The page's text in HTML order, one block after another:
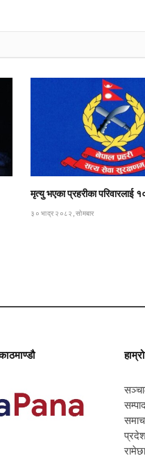
मृत्यु भएका प्रहरीका परिवारलाई
३० भाद्र २०८२, सोमबार